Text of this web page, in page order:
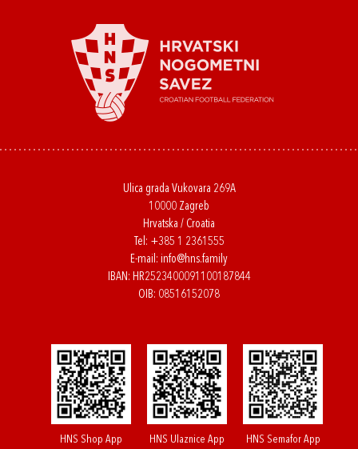
Ulica grada Vukovara 269A
10000 Zagreb
Hrvatska / Croatia
Tel: +385 1 2361555
E-mail: info@hns.family
IBAN: HR2523400091100187844
OIB: 08516152078
HNS Shop App HNS Ulaznice App HNS Semafor App